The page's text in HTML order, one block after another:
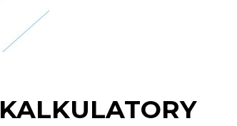
KALKULATORY